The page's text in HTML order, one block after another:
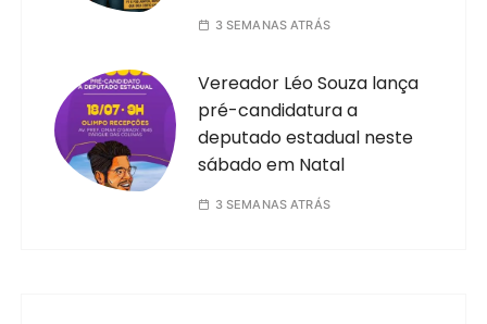
3 SEMANAS ATRÁS
Vereador Léo Souza lança
pré-candidatura a
deputado estadual neste
sábado em Natal
3 SEMANAS ATRÁS